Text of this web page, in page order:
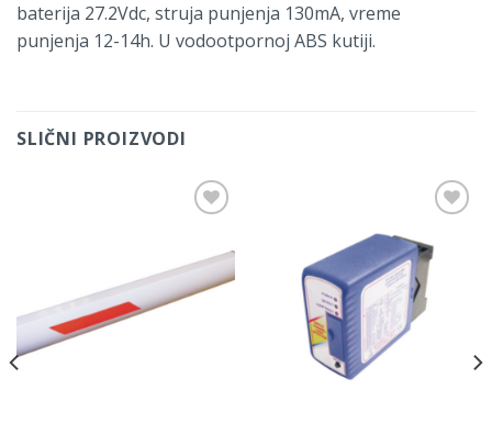
baterija 27.2Vdc, struja punjenja 130mA, vreme
punjenja 12-14h. U vodootpornoj ABS kutiji.
SLIČNI PROIZVODI
Dodaj
u listu
želja.
Dodaj
u listu